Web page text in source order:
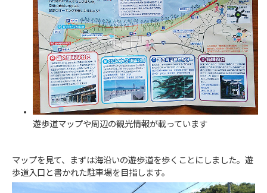
遊歩道マップや周辺の観光情報が載っています
マップを見て、まずは海沿いの遊歩道を歩くことにしました。遊
歩道入口と書かれた駐車場を目指します。